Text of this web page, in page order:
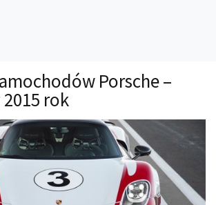
Porsche –
rok